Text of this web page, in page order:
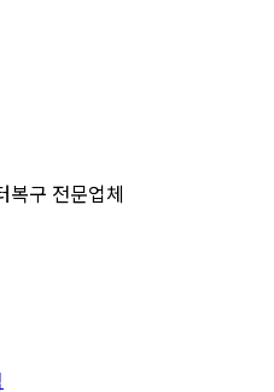
복구 전문업체